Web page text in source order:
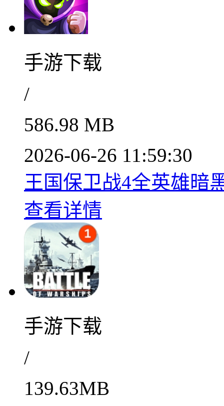
手游下载
/
586.98 MB
2026-06-26 11:59:30
王国保卫战4全英雄暗
查看详情
手游下载
/
139.63MB